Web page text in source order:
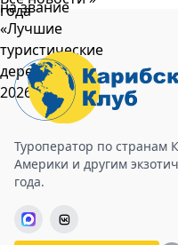
Туроператор по странам
Америки и другим
года.